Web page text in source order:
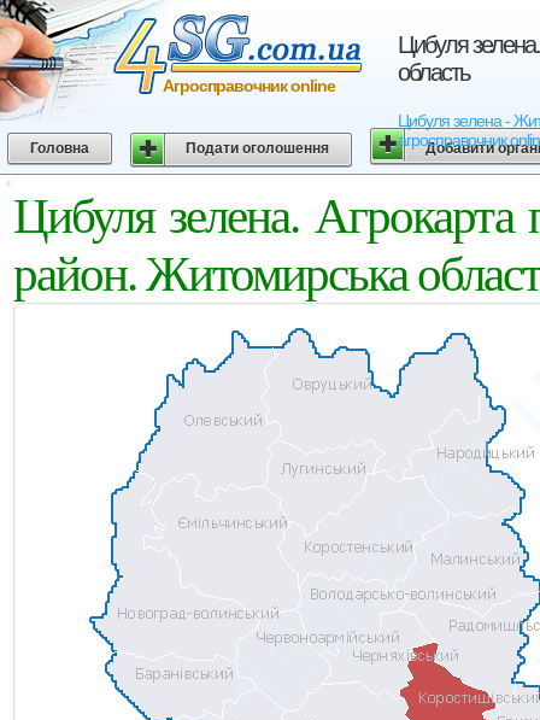
Цибуля
область
Цибуля зелена -
агросправочник
Агросправочник online
Головна Подати оголошення Добавити
Цибуля зелена.
район. Житомирська